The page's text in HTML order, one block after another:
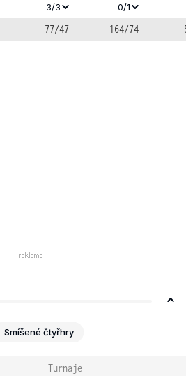
3/3 0/1
77/47 164/74
Smíšené čtyřhry
Turnaje